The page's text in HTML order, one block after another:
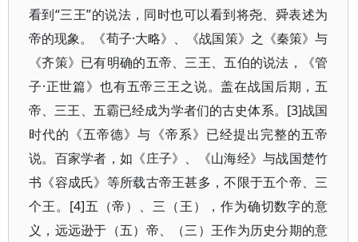
看到“三王”的说法，同时也可以看到将尧、舜表述为
帝的现象。《荀子·大略》、《战国策》之《秦策》与
《齐策》已有明确的五帝、三王、五伯的说法，《管
子·正世篇》也有五帝三王之说。盖在战国后期，五
帝、三王、五霸已经成为学者们的古史体系。[3]战国
时代的《五帝德》与《帝系》已经提出完整的五帝
说。百家学者，如《庄子》、《山海经》与战国楚竹
书《容成氏》等所载古帝王甚多，不限于五个帝、三
个王。[4]五（帝）、三（王），作为确切数字的意
义，远远逊于（五）帝、（三）王作为历史分期的意